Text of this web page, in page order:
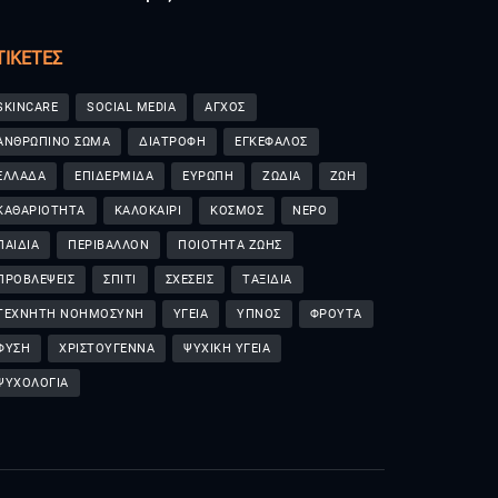
SOCIAL MEDIA ΑΓΧΟΣ
ΣΩΜΑ ΔΙΑΤΡΟΦΗ ΕΓΚΕΦΑΛΟΣ
ΕΠΙΔΕΡΜΙΔΑ ΕΥΡΩΠΗ ΖΩΔΙΑ ΖΩΗ
ΚΑΛΟΚΑΙΡΙ ΚΟΣΜΟΣ ΝΕΡΟ
ΠΕΡΙΒΑΛΛΟΝ ΠΟΙΟΤΗΤΑ ΖΩΗΣ
ΣΠΙΤΙ ΣΧΕΣΕΙΣ ΤΑΞΙΔΙΑ
ΝΟΗΜΟΣΥΝΗ ΥΓΕΙΑ ΥΠΝΟΣ ΦΡΟΥΤΑ
ΧΡΙΣΤΟΥΓΕΝΝΑ ΨΥΧΙΚΗ ΥΓΕΙΑ